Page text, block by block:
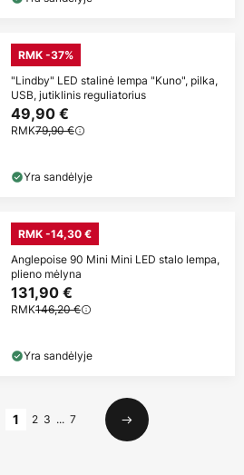
RMK -37%
"Lindby" LED stalinė lempa "Kuno", pilka,
USB, jutiklinis reguliatorius
49,90 €
RMK79,90 €
Yra sandėlyje
RMK -14,30 €
Anglepoise 90 Mini Mini LED stalo lempa,
plieno mėlyna
131,90 €
RMK146,20 €
Yra sandėlyje
1 2 3 ... 7
Kitas